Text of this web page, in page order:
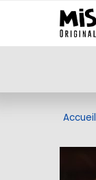
Accueil